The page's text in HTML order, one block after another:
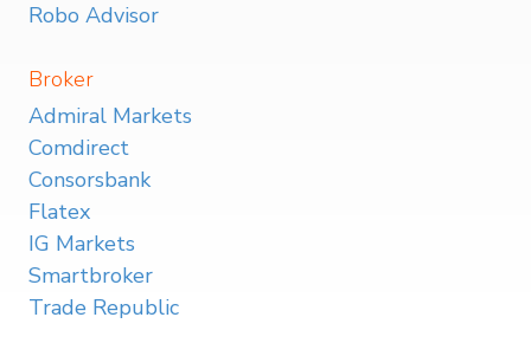
Robo Advisor
Broker
Admiral Markets
Comdirect
Consorsbank
Flatex
IG Markets
Smartbroker
Trade Republic